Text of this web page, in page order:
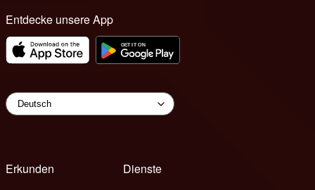
Entdecke unsere App
Erkunden
Dienste